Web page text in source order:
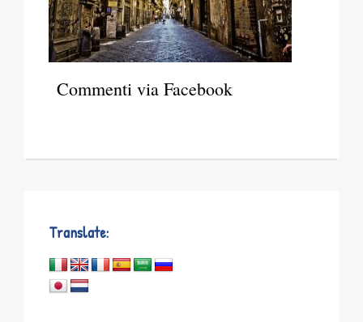
Commenti via Facebook
Translate: